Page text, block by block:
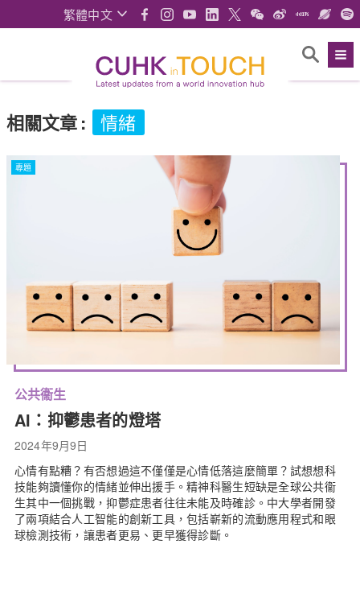
繁體中文
相關文章: 情緒
專題
公共衞生
AI：抑鬱患者的燈塔
2024年9月9日
心情有點糟？有否想過這不僅僅是心情低落這麼簡單？試想想科
技能夠讀懂你的情緒並伸出援手。精神科醫生短缺是全球公共衞
生其中一個挑戰，抑鬱症患者往往未能及時確診。中大學者開發
了兩項結合人工智能的創新工具，包括嶄新的流動應用程式和眼
球檢測技術，讓患者更易、更早獲得診斷。